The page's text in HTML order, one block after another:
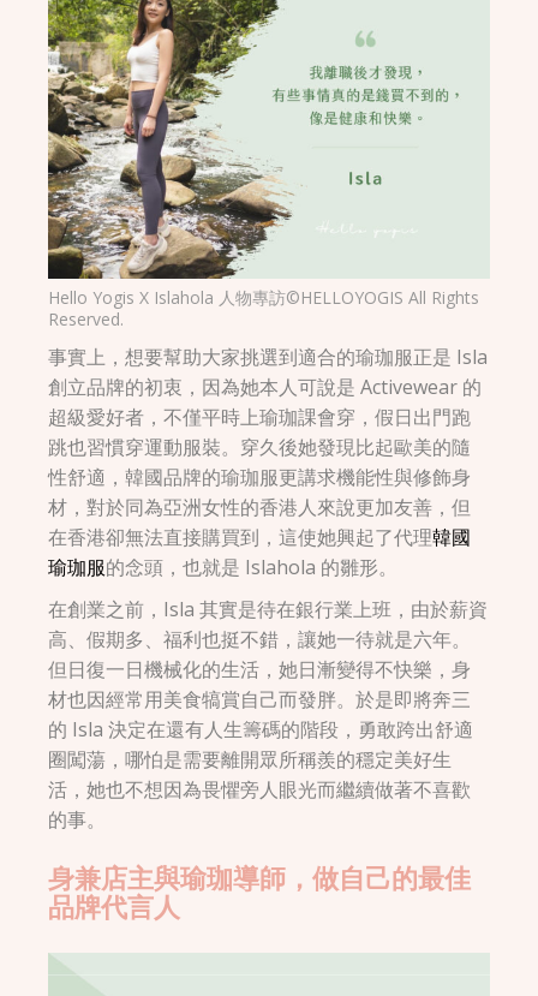
Hello Yogis X Islahola 人物專訪©HELLOYOGIS All Rights
Reserved.
事實上，想要幫助大家挑選到適合的瑜珈服正是 Isla
創立品牌的初衷，因為她本人可說是 Activewear 的
超級愛好者，不僅平時上瑜珈課會穿，假日出門跑
跳也習慣穿運動服裝。穿久後她發現比起歐美的隨
性舒適，韓國品牌的瑜珈服更講求機能性與修飾身
材，對於同為亞洲女性的香港人來說更加友善，但
在香港卻無法直接購買到，這使她興起了代理韓國
瑜珈服的念頭，也就是 Islahola 的雛形。
在創業之前，Isla 其實是待在銀行業上班，由於薪資
高、假期多、福利也挺不錯，讓她一待就是六年。
但日復一日機械化的生活，她日漸變得不快樂，身
材也因經常用美食犒賞自己而發胖。於是即將奔三
的 Isla 決定在還有人生籌碼的階段，勇敢跨出舒適
圈闖蕩，哪怕是需要離開眾所稱羨的穩定美好生
活，她也不想因為畏懼旁人眼光而繼續做著不喜歡
的事。
身兼店主與瑜珈導師，做自己的最佳
品牌代言人